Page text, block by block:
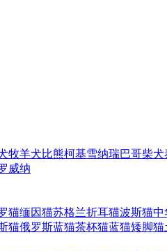
牧羊犬比熊柯基雪纳瑞巴哥柴犬
威纳
猫缅因猫苏格兰折耳猫波斯猫中
猫俄罗斯蓝猫茶杯猫蓝猫矮脚猫